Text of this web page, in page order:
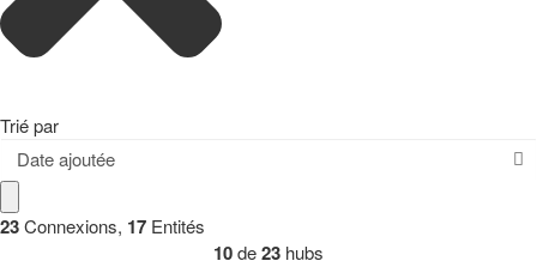
Trié par
Date ajoutée
23Connexions, 17 Entités
10de23 hubs